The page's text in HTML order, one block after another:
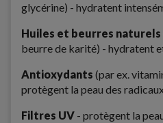
glycérine) - hydratent
Huiles et beurres naturels
beurre de karité) - hydratent
Antioxydants(par ex.
protègent la peau des
Filtres UV - protègent la